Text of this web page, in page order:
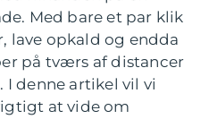
Med bare et par klik
lave opkald og endda
på tværs af distancer
I denne artikel vil vi
at vide om